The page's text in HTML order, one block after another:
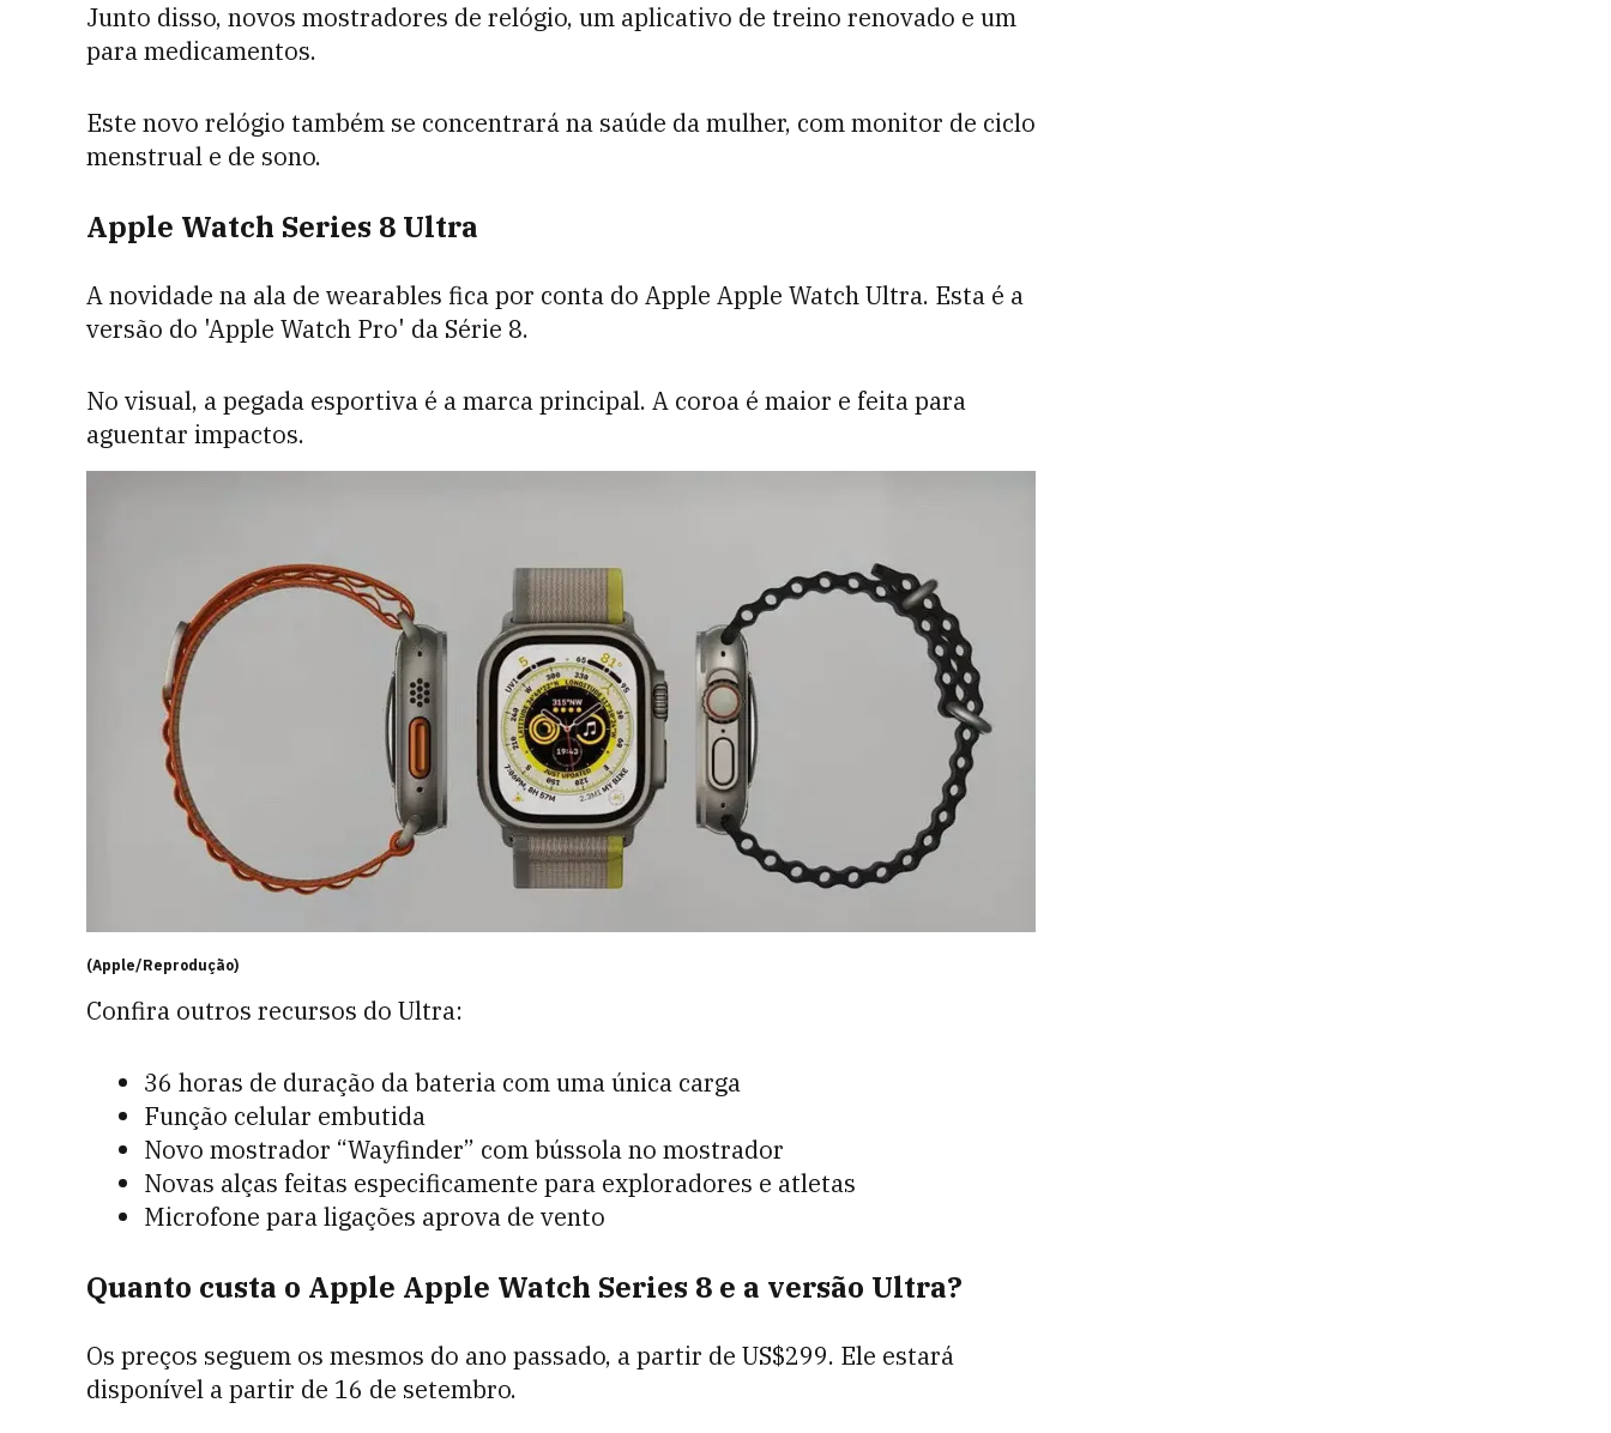
Junto disso, novos mostradores de relógio, um aplicativo de treino renovado e um
para medicamentos.
Este novo relógio também se concentrará na saúde da mulher, com monitor de ciclo
menstrual e de sono.
Apple Watch Series 8 Ultra
A novidade na ala de wearables fica por conta do Apple Apple Watch Ultra. Esta é a
versão do 'Apple Watch Pro' da Série 8.
No visual, a pegada esportiva é a marca principal. A coroa é maior e feita para
aguentar impactos.
(Apple/Reprodução)
Confira outros recursos do Ultra:
36 horas de duração da bateria com uma única carga
Função celular embutida
Novo mostrador “Wayfinder” com bússola no mostrador
Novas alças feitas especificamente para exploradores e atletas
Microfone para ligações aprova de vento
Quanto custa o Apple Apple Watch Series 8 e a versão Ultra?
Os preços seguem os mesmos do ano passado, a partir de US$299. Ele estará
disponível a partir de 16 de setembro.